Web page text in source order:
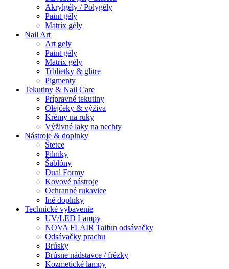
Akrylgély / Polygély
Paint gély
Matrix gély
Nail Art
Art gely
Paint gély
Matrix gély
Trblietky & glitre
Pigmenty
Tekutiny & Nail Care
Prípravné tekutiny
Olejčeky & výživa
Krémy na ruky
Výživné laky na nechty
Nástroje & doplnky
Štetce
Pilníky
Šablóny
Dual Formy
Kovové nástroje
Ochranné rukavice
Iné doplnky
Technické vybavenie
UV/LED Lampy
NOVA FLAIR Taifun odsávačky
Odsávačky prachu
Brúsky
Brúsne nádstavce / frézky
Kozmetické lampy